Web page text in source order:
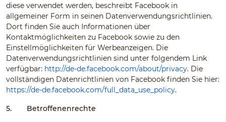
diese verwendet werden, beschreibt Facebook in
allgemeiner Form in seinen Datenverwendungsrichtlinien.
Dort finden Sie auch Informationen über
Kontaktmöglichkeiten zu Facebook sowie zu den
Einstellmöglichkeiten für Werbeanzeigen. Die
Datenverwendungsrichtlinien sind unter folgendem Link
verfügbar: http://de-de.facebook.com/about/privacy. Die
vollständigen Datenrichtlinien von Facebook finden Sie hier:
https://de-de.facebook.com/full_data_use_policy.
5. Betroffenenrechte